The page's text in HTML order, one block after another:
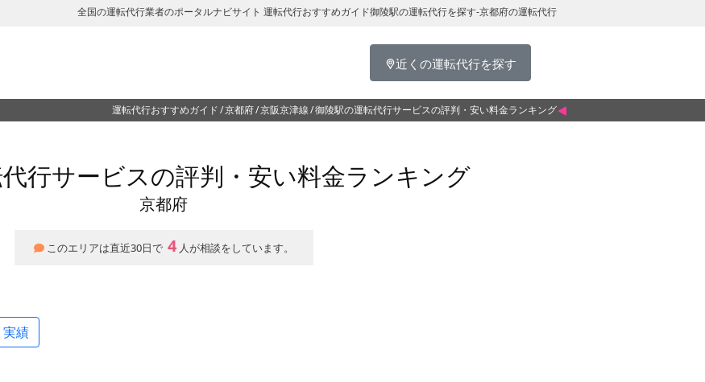
全国の運転代行業者のポータルナビサイト 運転代行おすすめガイド御陵駅の運転代行を探す-京都府の運転代行
近くの運転代行を探す
運転代行おすすめガイド 京都府 京阪京津線 御陵駅の運転代行サービスの評判・安い料金ランキング
行サービスの評判・安い料金ランキング
京都府
このエリアは直近30日で 4 人が相談をしています。
績